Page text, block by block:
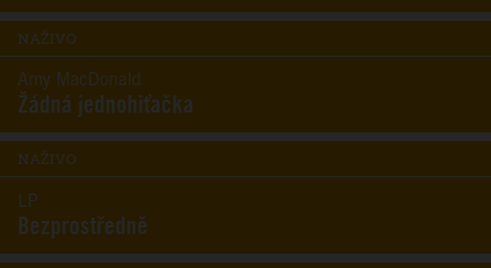
NAŽIVO
Amy MacDonald
Žádná jednohiťačka
NAŽIVO
LP
Bezprostředně